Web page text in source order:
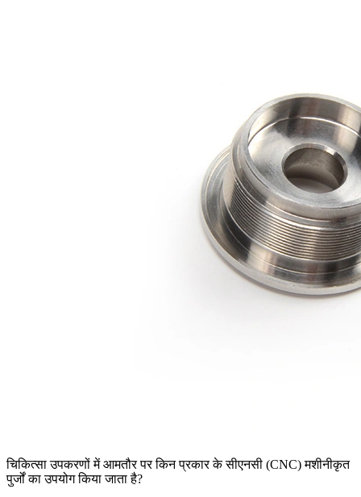
चिकित्सा उपकरणों में आमतौर पर किन प्रकार के सीएनसी (CNC) मशीनीकृत
पुर्जों का उपयोग किया जाता है?